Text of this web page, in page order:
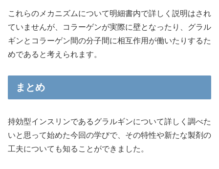
これらのメカニズムについて明細書内で詳しく説明はされ
ていませんが、コラーゲンが実際に壁となったり、グラル
ギンとコラーゲン間の分子間に相互作用が働いたりするた
めであると考えられます。
まとめ
持効型インスリンであるグラルギンについて詳しく調べた
いと思って始めた今回の学びで、その特性や新たな製剤の
工夫についても知ることができました。